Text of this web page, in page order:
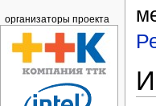
организаторы проекта